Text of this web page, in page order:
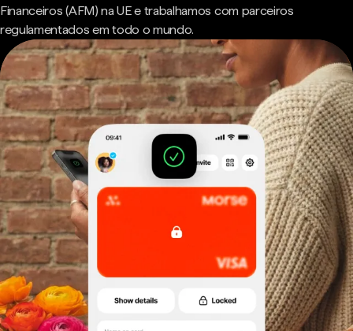
Financeiros (AFM) na UE e trabalhamos com parceiros
regulamentados em todo o mundo.